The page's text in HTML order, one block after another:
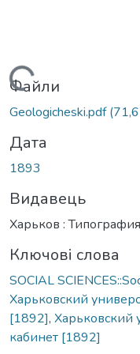
Вантажиться...
Файли
Geologicheski.pdf
Дата
1893
Видавець
Харьков :
Ключові слова
SOCIAL
Харьковский
[1892], Харьковский
кабинет [1892]